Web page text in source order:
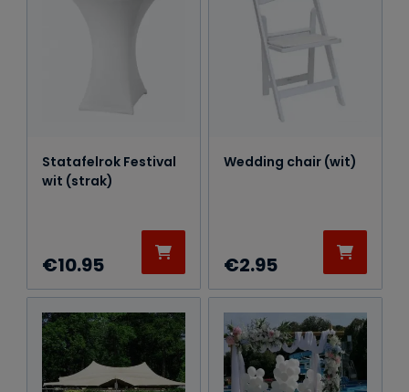
Statafelrok Festival
wit (strak)
€10.95
Wedding chair (wit)
€2.95